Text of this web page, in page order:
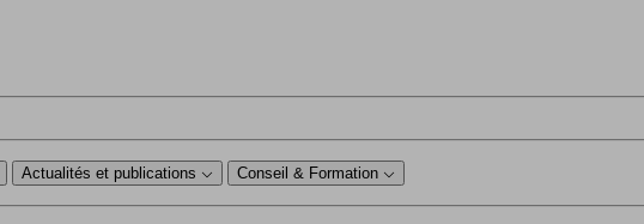
Actualités et publications Conseil & Formation